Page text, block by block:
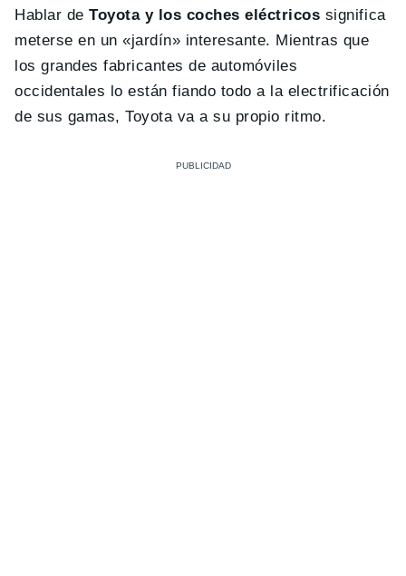
Hablar deToyota y los coches eléctricos significa
meterse en un «jardín» interesante. Mientras que
los grandes fabricantes de automóviles
occidentales lo están fiando todo a la electrificación
de sus gamas, Toyota va a su propio ritmo.